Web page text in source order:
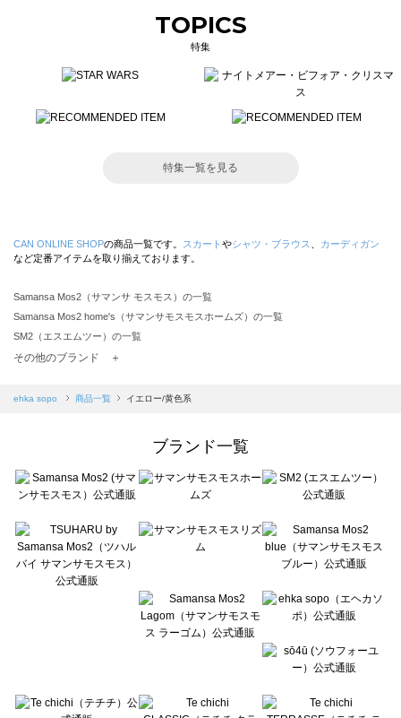
TOPICS
特集
特集一覧を見る
CAN ONLINE SHOPの商品一覧です。 スカート やシャツ・ブラウス
カーディガン
など定番アイテムを取り揃えております。
Samansa Mos2（サマンサ モスモス）の一覧
Samansa Mos2 home's（サマンサモスモスホームズ）の一覧
SM2（エスエムツー）の一覧
TSUHARU by Samansa Mos2（ツハルバイサマンサモスモス）の一覧
Samansa Mos2 blue（サマンサモスモス ブルー）の一覧
Te chichi（テチチ）の一覧
Te chichi CLASSIC（テチチ クラシック）の一覧
Lugnoncure（ルノンキュール）の一覧
BETTY'S BLUE（べティーズブルー）の一覧
Wpc.（ワールドパーティー）の一覧
その他のブランド ＋
ehka sopo 商品一覧 イエロー/黄色系
ブランド一覧